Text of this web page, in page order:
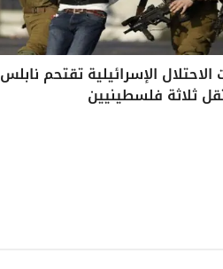
الاحتلال الإسرائيلية تقتحم نابلس
ثلاثة فلسطينيين